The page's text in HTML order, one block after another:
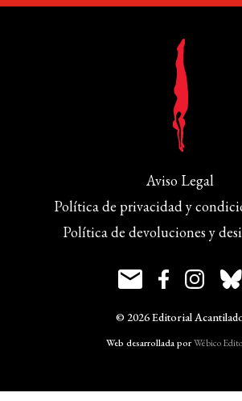
Aviso Legal
Política de privacidad y
Política de devoluciones y
© 2026 Editorial
Web desarrollada porWébico